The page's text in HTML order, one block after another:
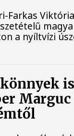
Farkas
a nyíltvízi
Marguc